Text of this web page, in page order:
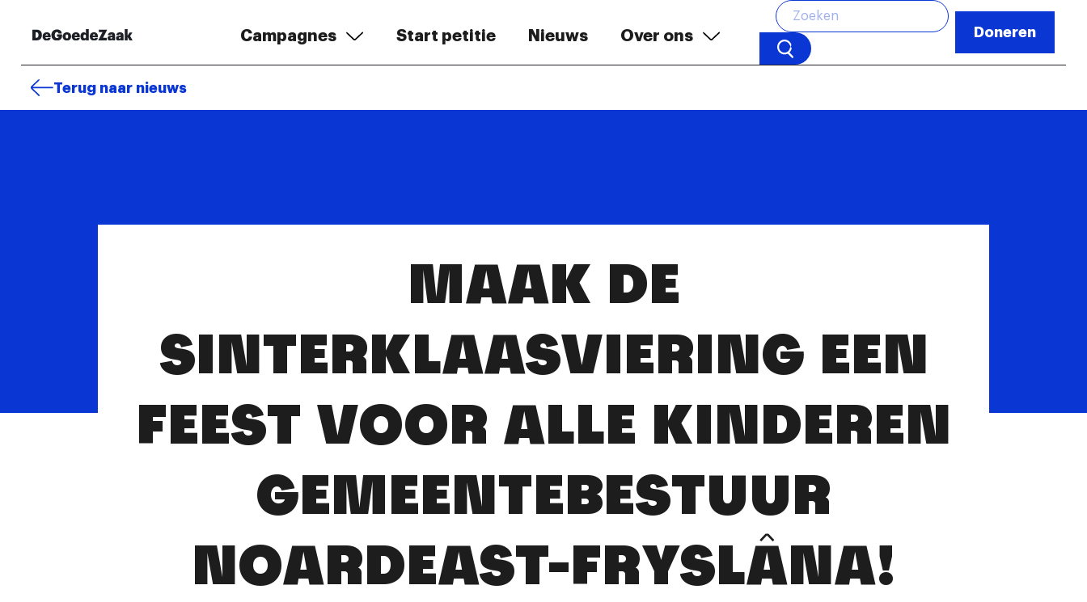
Campagnes Start petitie Nieuws Over ons Doneren
Terug naar nieuws
MAAK DE
SINTERKLAASVIERING EEN
FEEST VOOR ALLE KINDEREN
GEMEENTEBESTUUR
NOARDEAST-FRYSLÂNA!